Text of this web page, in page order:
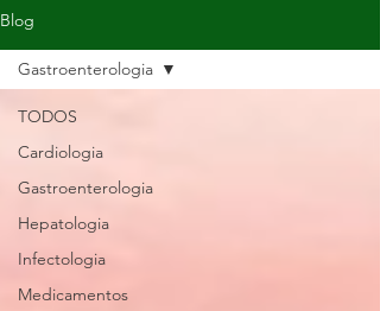
Blog
TODOS
Cardiologia
Gastroenterologia
Hepatologia
Infectologia
Medicamentos
Gastroenterologia